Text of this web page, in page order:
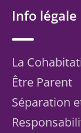
Info légale
La
Être Parent
Séparation